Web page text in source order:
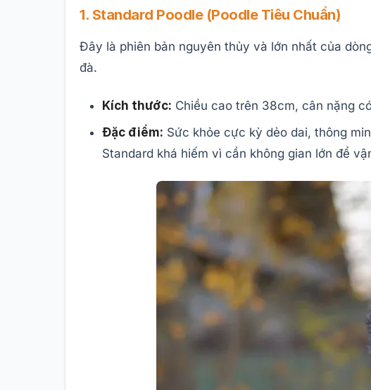
1. Standard Poodle (Poodle Tiêu Chuẩn)
Đây là phiên bản nguyên thủy và lớn nhất của
đà.
Kích thước: Chiều cao trên 38cm, cân nặng
Đặc điểm: Sức khỏe cực kỳ dẻo dai, thông
Standard khá hiếm vì cần không gian lớn để